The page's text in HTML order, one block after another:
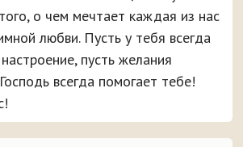
о чем мечтает каждая из нас
любви. Пусть у тебя всегда
пусть желания
всегда помогает тебе!